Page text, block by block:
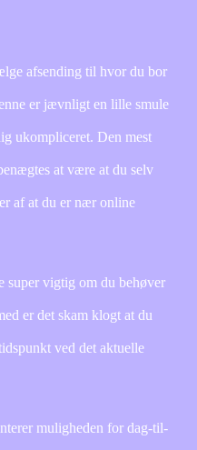
afsending til hvor du bor
er jævnligt en lille smule
ukompliceret. Den mest
at være at du selv
af at du er nær online
super vigtig om du behøver
er det skam klogt at du
ved det aktuelle
muligheden for dag-til-